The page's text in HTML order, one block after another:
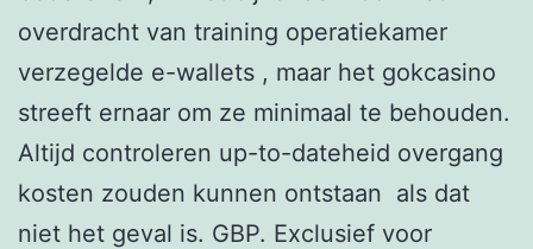
overdracht van training operatiekamer
verzegelde e-wallets , maar het gokcasino
streeft ernaar om ze minimaal te behouden.
Altijd controleren up-to-dateheid overgang
kosten zouden kunnen ontstaan ​​ als dat
niet het geval is. GBP. Exclusief voor